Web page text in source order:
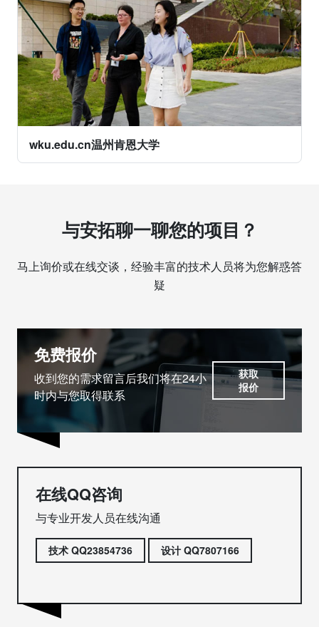
wku.edu.cn温州肯恩大学
与安拓聊一聊您的项目？
马上询价或在线交谈，经验丰富的技术人员将为您解惑答
疑
免费报价
收到您的需求留言后我们将在24小
时内与您取得联系
获取
报价
在线QQ咨询
与专业开发人员在线沟通
技术 QQ23854736 设计 QQ7807166